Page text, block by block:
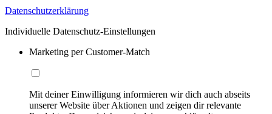
Datenschutzerklärung
Individuelle Datenschutz-Einstellungen
Marketing per Customer-Match
Mit deiner Einwilligung informieren wir dich auch abseits
unserer Website über Aktionen und zeigen dir relevante